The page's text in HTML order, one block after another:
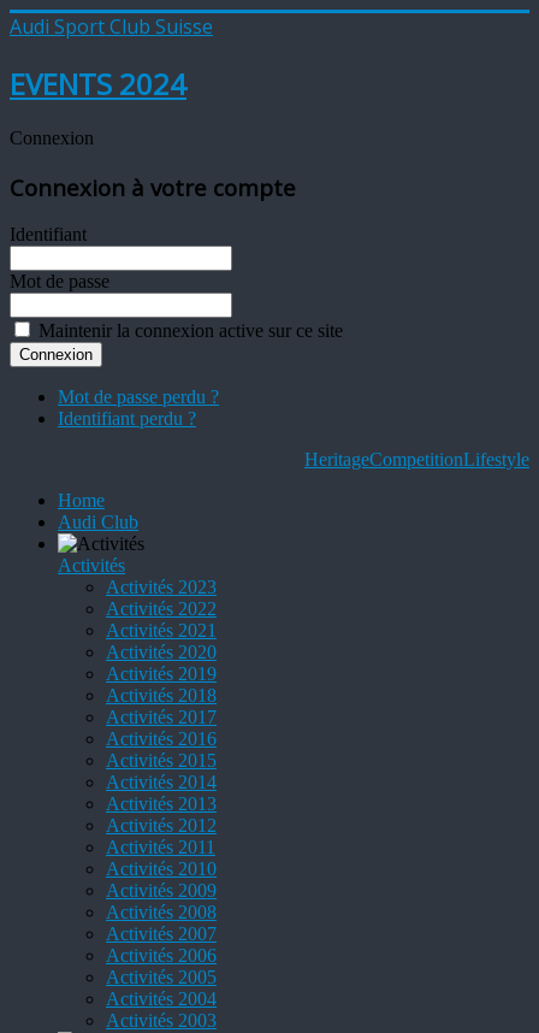
Audi Sport Club Suisse
EVENTS 2024
Connexion
Connexion à votre compte
Identifiant
Mot de passe
Maintenir la connexion active sur ce site
Mot de passe perdu ?
Identifiant perdu ?
HeritageCompetitionLifestyle
Home
Audi Club
Activités
Activités 2023
Activités 2022
Activités 2021
Activités 2020
Activités 2019
Activités 2018
Activités 2017
Activités 2016
Activités 2015
Activités 2014
Activités 2013
Activités 2012
Activités 2011
Activités 2010
Activités 2009
Activités 2008
Activités 2007
Activités 2006
Activités 2005
Activités 2004
Activités 2003